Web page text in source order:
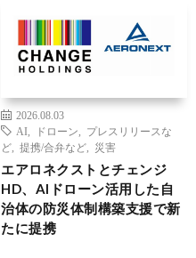
2026.08.03
AI
ドローン
プレスリリースな
ど
提携/合弁など 災害
エアロネクストとチェンジ
HD、AIドローン活用した自
治体の防災体制構築支援で新
たに提携